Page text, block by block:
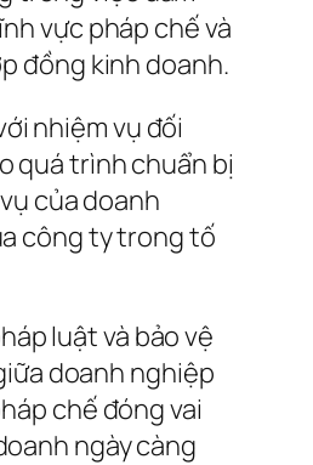
vực pháp chế và
đồng kinh doanh.
nhiệm vụ đối
quá trình chuẩn bị
của doanh
công ty trong tố
luật và bảo vệ
doanh nghiệp
chế đóng vai
ngày càng